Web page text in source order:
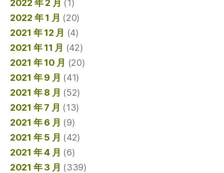
2022 年 2 月 (1)
2022 年 1 月 (20)
2021 年 12 月 (4)
2021 年 11 月 (42)
2021 年 10 月 (20)
2021 年 9 月 (41)
2021 年 8 月 (52)
2021 年 7 月 (13)
2021 年 6 月 (9)
2021 年 5 月 (42)
2021 年 4 月 (6)
2021 年 3 月 (339)